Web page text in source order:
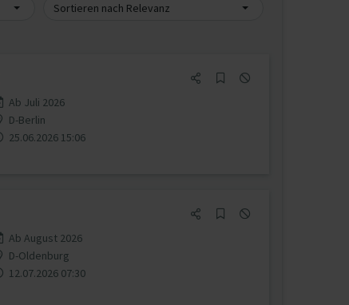
Sortieren nach Relevanz
Ab Juli 2026
D-Berlin
25.06.2026 15:06
Ab August 2026
D-Oldenburg
12.07.2026 07:30